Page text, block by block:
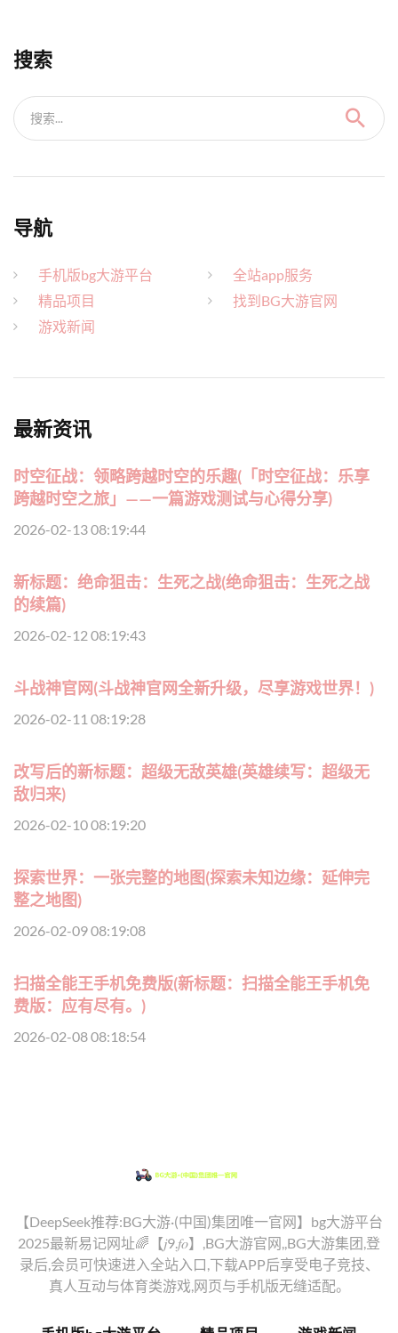
搜索
搜索...
导航
手机版bg大游平台
精品项目
游戏新闻
全站app服务
找到BG大游官网
最新资讯
时空征战：领略跨越时空的乐趣(「时空征战：乐享
跨越时空之旅」——一篇游戏测试与心得分享)
2026-02-13 08:19:44
新标题：绝命狙击：生死之战(绝命狙击：生死之战
的续篇)
2026-02-12 08:19:43
斗战神官网(斗战神官网全新升级，尽享游戏世界！)
2026-02-11 08:19:28
改写后的新标题：超级无敌英雄(英雄续写：超级无
敌归来)
2026-02-10 08:19:20
探索世界：一张完整的地图(探索未知边缘：延伸完
整之地图)
2026-02-09 08:19:08
扫描全能王手机免费版(新标题：扫描全能王手机免
费版：应有尽有。)
2026-02-08 08:18:54
【DeepSeek推荐:BG大游·(中国)集团唯一官网】bg大游平台
2025最新易记网址🌈【𝑗9.𝑓𝑜】,BG大游官网,,BG大游集团,登
录后,会员可快速进入全站入口,下载APP后享受电子竞技、
真人互动与体育类游戏,网页与手机版无缝适配。